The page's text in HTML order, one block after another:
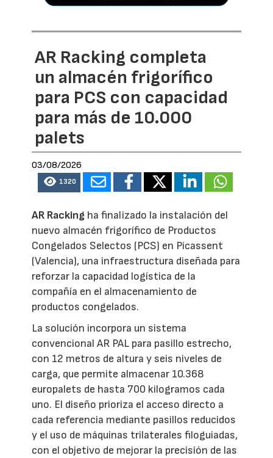
AR Racking completa
un almacén frigorífico
para PCS con capacidad
para más de 10.000
palets
03/08/2026
1320
AR Racking ha finalizado la instalación del
nuevo almacén frigorífico de Productos
Congelados Selectos (PCS) en Picassent
(Valencia), una infraestructura diseñada para
reforzar la capacidad logística de la
compañía en el almacenamiento de
productos congelados.
La solución incorpora un sistema
convencional AR PAL para pasillo estrecho,
con 12 metros de altura y seis niveles de
carga, que permite almacenar 10.368
europalets de hasta 700 kilogramos cada
uno. El diseño prioriza el acceso directo a
cada referencia mediante pasillos reducidos
y el uso de máquinas trilaterales filoguiadas,
con el objetivo de mejorar la precisión de las